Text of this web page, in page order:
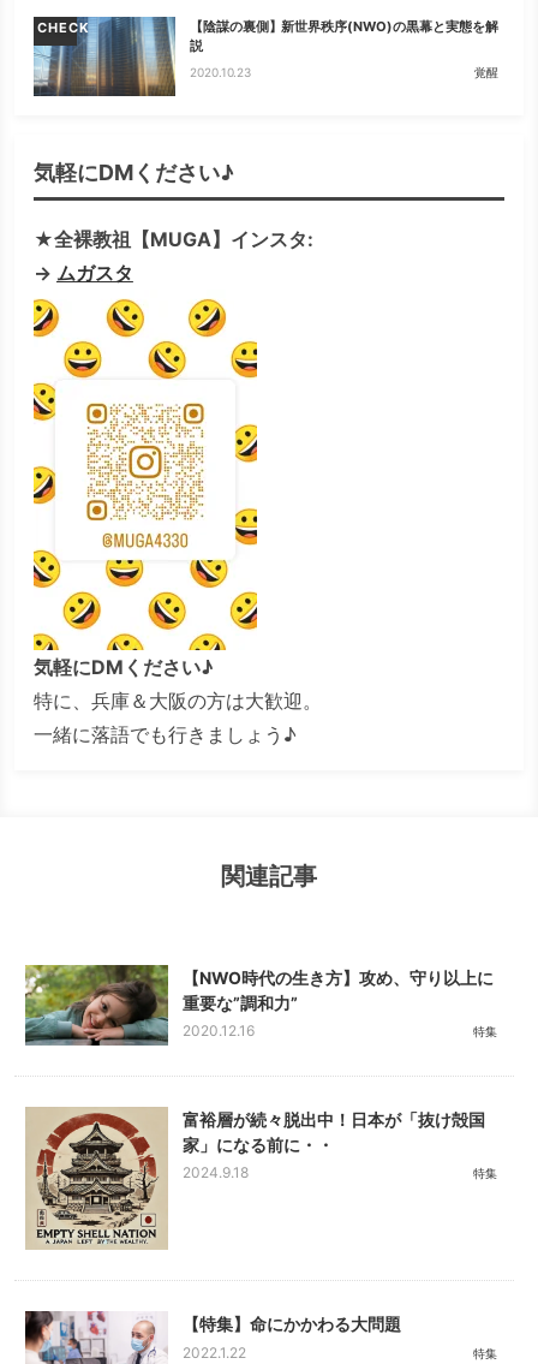
CHECK
【陰謀の裏側】新世界秩序(NWO)の黒幕と実態を解
説
2020.10.23 覚醒
気軽にDMください♪
★全裸教祖【MUGA】インスタ:
→ ムガスタ
気軽にDMください♪
特に、兵庫＆大阪の方は大歓迎。
一緒に落語でも行きましょう♪
関連記事
【NWO時代の生き方】攻め、守り以上に
重要な”調和力”
2020.12.16 特集
富裕層が続々脱出中！日本が「抜け殻国
家」になる前に・・
2024.9.18 特集
【特集】命にかかわる大問題
2022.1.22 特集